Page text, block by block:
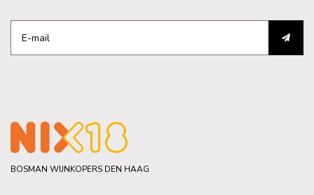
BOSMAN WIJNKOPERS DEN HAAG